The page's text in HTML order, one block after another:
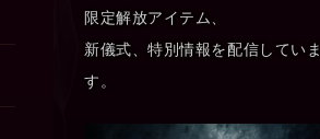
限定解放アイテム、
新儀式、特別情報を配信していま
す。